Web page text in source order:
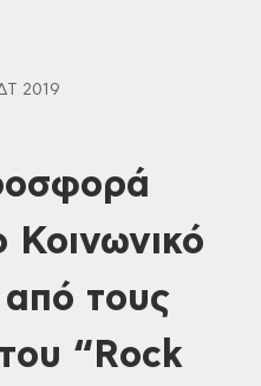
2019
τους
“Rock